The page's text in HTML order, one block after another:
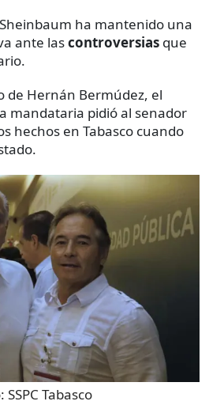
ha mantenido una
ante lascontroversias que
de Hernán Bermúdez, el
mandataria pidió al senador
hechos en Tabasco cuando
SSPC Tabasco